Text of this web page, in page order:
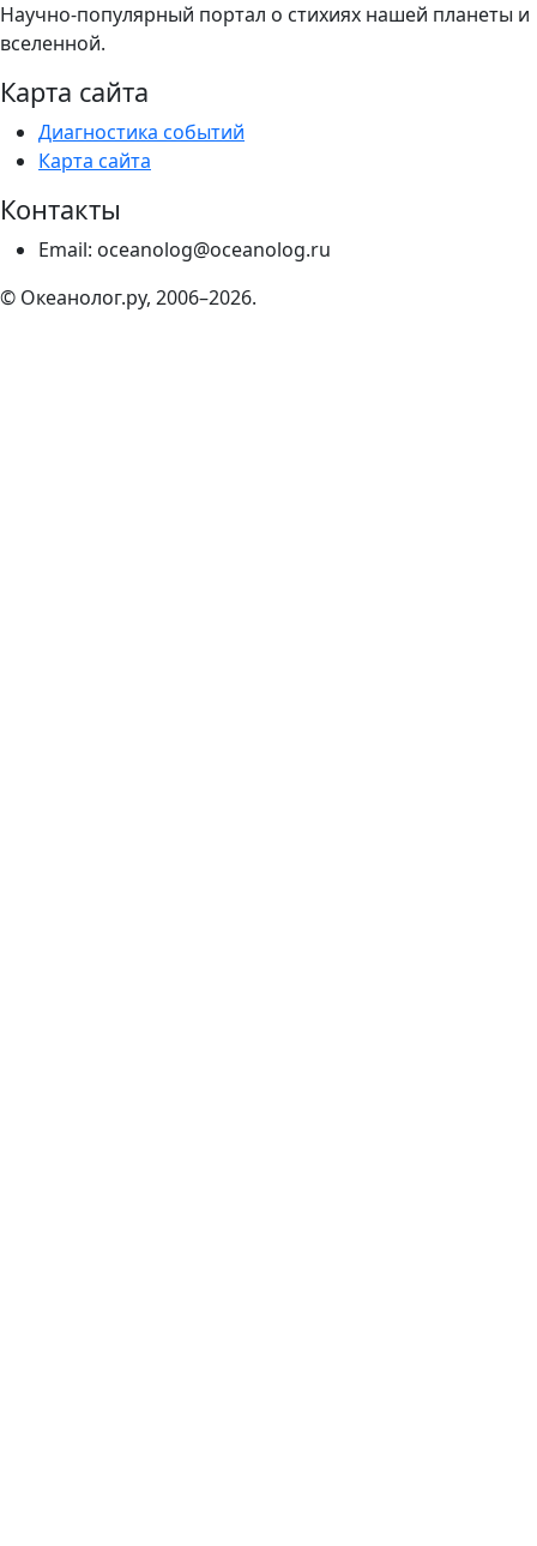
Научно-популярный портал о стихиях нашей планеты и
вселенной.
Карта сайта
Диагностика событий
Карта сайта
Контакты
Email: oceanolog@oceanolog.ru
© Океанолог.ру, 2006–2026.